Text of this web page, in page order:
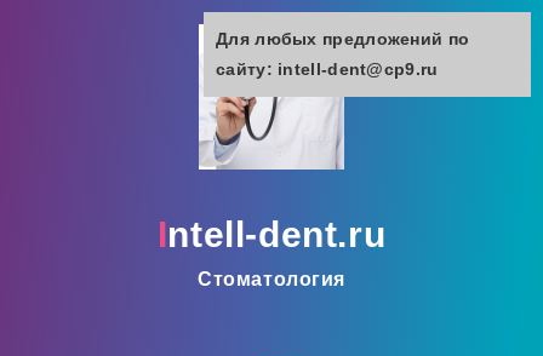
intell-dent.ru
Стоматология
Для любых предложений по
сайту: intell-dent@cp9.ru